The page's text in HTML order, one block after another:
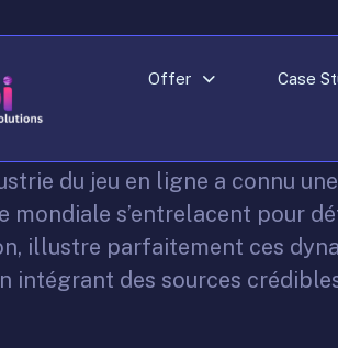
Offer Case
2025
du jeu en ligne a connu
s’entrelacent pour
illustre parfaitement ces
intégrant des sources